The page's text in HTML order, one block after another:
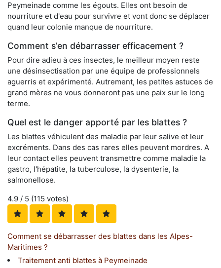
Peymeinade comme les égouts. Elles ont besoin de
nourriture et d'eau pour survivre et vont donc se déplacer
quand leur colonie manque de nourriture.
Comment s’en débarrasser efficacement ?
Pour dire adieu à ces insectes, le meilleur moyen reste
une désinsectisation par une équipe de professionnels
aguerris et expérimenté. Autrement, les petites astuces de
grand mères ne vous donneront pas une paix sur le long
terme.
Quel est le danger apporté par les blattes ?
Les blattes véhiculent des maladie par leur salive et leur
excréments. Dans des cas rares elles peuvent mordres. A
leur contact elles peuvent transmettre comme maladie la
gastro, l'hépatite, la tuberculose, la dysenterie, la
salmonellose.
4.9 / 5 (115 votes)
Comment se débarrasser des blattes dans les Alpes-
Maritimes ?
Traitement anti blattes à Peymeinade